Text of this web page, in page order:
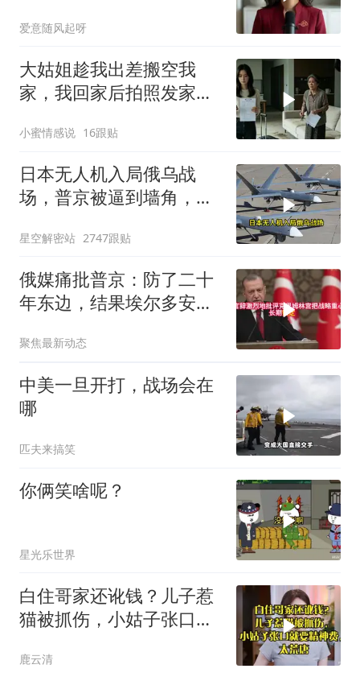
爱意随风起呀
大姑姐趁我出差搬空我
家，我回家后拍照发家族
小蜜情感说 16跟贴
日本无人机入局俄乌战
场，普京被逼到墙角，这
星空解密站 2747跟贴
俄媒痛批普京：防了二十
年东边，结果埃尔多安把
聚焦最新动态
中美一旦开打，战场会在
哪
匹夫来搞笑
你俩笑啥呢？
星光乐世界
白住哥家还讹钱？儿子惹
猫被抓伤，小姑子张口就
鹿云清